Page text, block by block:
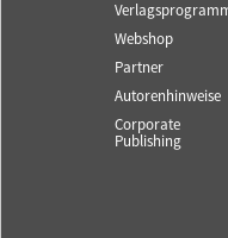
Webshop
Partner
Autorenhinweise
Corporate
Publishing